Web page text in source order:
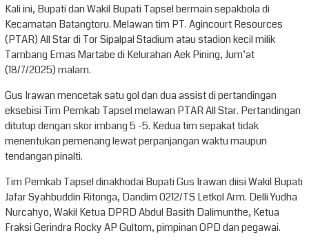
Kali ini, Bupati dan Wakil Bupati Tapsel bermain sepakbola di
Kecamatan Batangtoru. Melawan tim PT. Agincourt Resources
(PTAR) All Star di Tor Sipalpal Stadium atau stadion kecil milik
Tambang Emas Martabe di Kelurahan Aek Pining, Jum’at
(18/7/2025) malam.
Gus Irawan mencetak satu gol dan dua assist di pertandingan
eksebisi Tim Pemkab Tapsel melawan PTAR All Star. Pertandingan
ditutup dengan skor imbang 5 -5. Kedua tim sepakat tidak
menentukan pemenang lewat perpanjangan waktu maupun
tendangan pinalti.
Tim Pemkab Tapsel dinakhodai Bupati Gus Irawan diisi Wakil Bupati
Jafar Syahbuddin Ritonga, Dandim 0212/TS Letkol Arm. Delli Yudha
Nurcahyo, Wakil Ketua DPRD Abdul Basith Dalimunthe, Ketua
Fraksi Gerindra Rocky AP Gultom, pimpinan OPD dan pegawai.